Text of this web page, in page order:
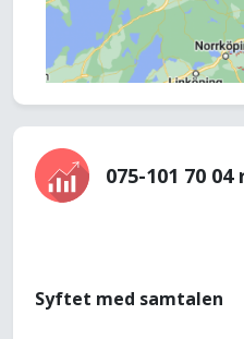
075-101 70
Syftet med samtalen